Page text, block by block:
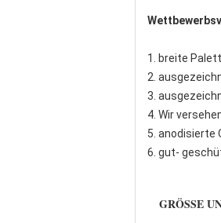
1. breite
2.
3.
4. Wir
5. anodisierte
6. gut-
GRÖSSE